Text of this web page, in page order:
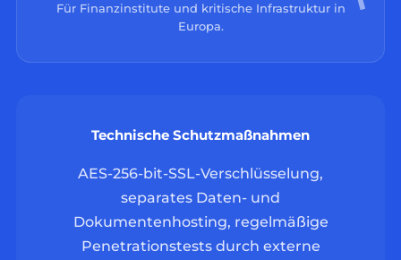
Für Finanzinstitute und kritische Infrastruktur in
Europa.
Technische Schutzmaßnahmen
AES-256-bit-SSL-Verschlüsselung,
separates Daten- und
Dokumentenhosting, regelmäßige
Penetrationstests durch externe